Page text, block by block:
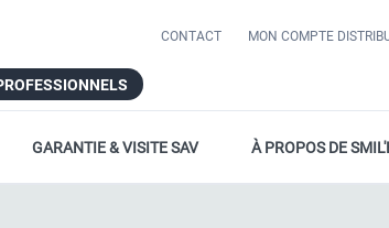
CONTACT MON COMPTE
GARANTIE & VISITE SAV À PROPOS DE